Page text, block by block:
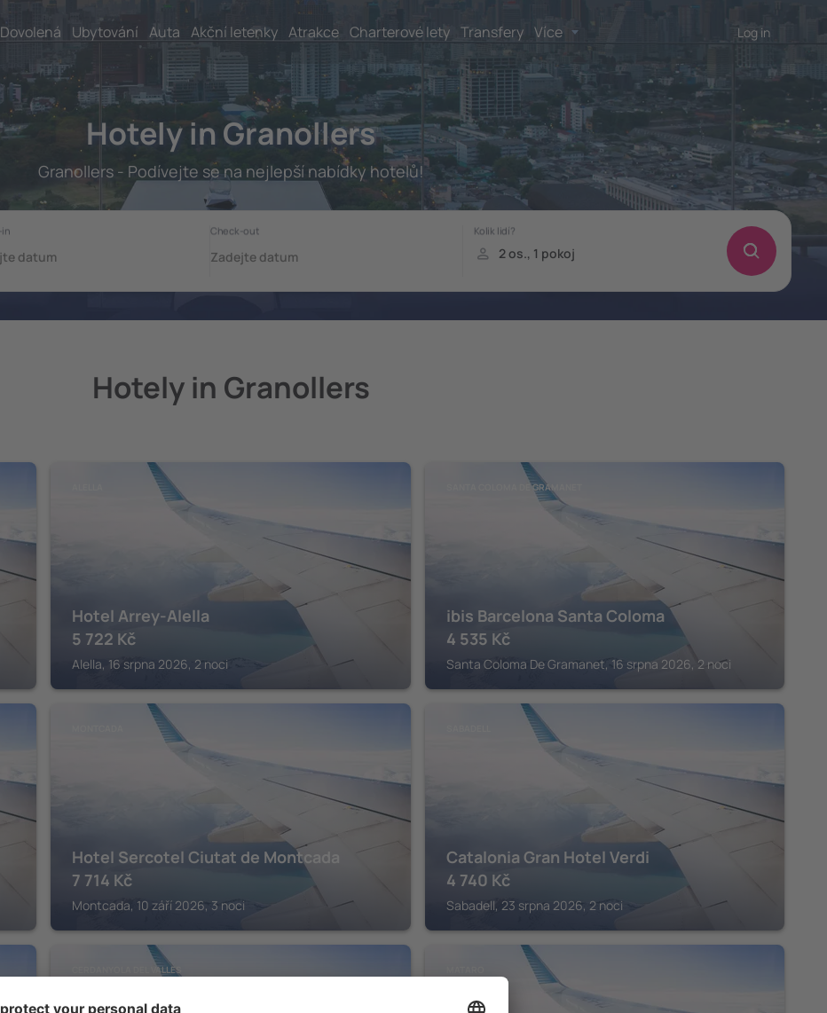
Dovolená Ubytování Auta Akční letenky Atrakce Charterové lety Transfery Více Log in
Hotely in Granollers
Granollers - Podívejte se na nejlepší nabídky hotelů!
Hotely in Granollers
Hotel Arrey-Alella
5 722 Kč
Alella, 16 srpna 2026, 2 noci
SANTA COLOMA DE GRAMANET
ibis Barcelona Santa Coloma
4 535 Kč
Santa Coloma De Gramanet, 16 srpna 2026, 2 noci
Hotel Sercotel Ciutat de Montcada
7 714 Kč
Montcada, 10 září 2026, 3 noci
Catalonia Gran Hotel Verdi
4 740 Kč
Sabadell, 23 srpna 2026, 2 noci
CERDANYOLA DEL VALLES